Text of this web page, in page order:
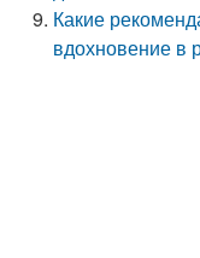
Какие
вдохновение в